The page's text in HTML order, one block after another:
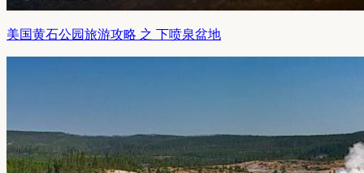
美国黄石公园旅游攻略 之 下喷泉盆地